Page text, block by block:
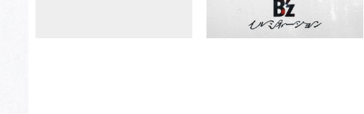
Best International R&B/Contemporary Song in Japan